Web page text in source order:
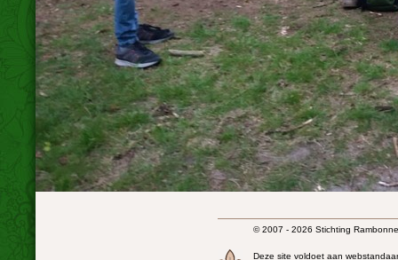
© 2007 - 2026 Stichting
Deze site voldoet aan